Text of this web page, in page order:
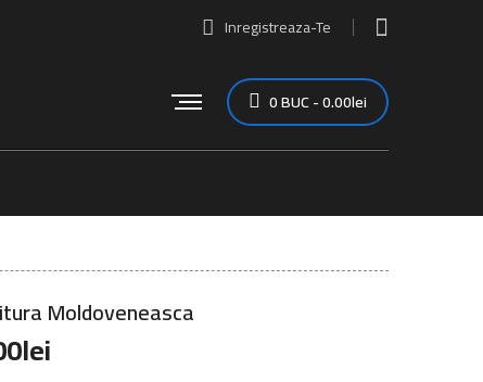
Inregistreaza-Te
0BUC-0.00lei
Moldoveneasca
lei